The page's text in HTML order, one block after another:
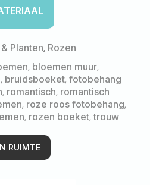
Planten, Rozen
, bloemen muur,
, bruidsboeket, fotobehang
, romantisch, romantisch
, roze roos fotobehang,
, rozen boeket,trouw
RUIMTE